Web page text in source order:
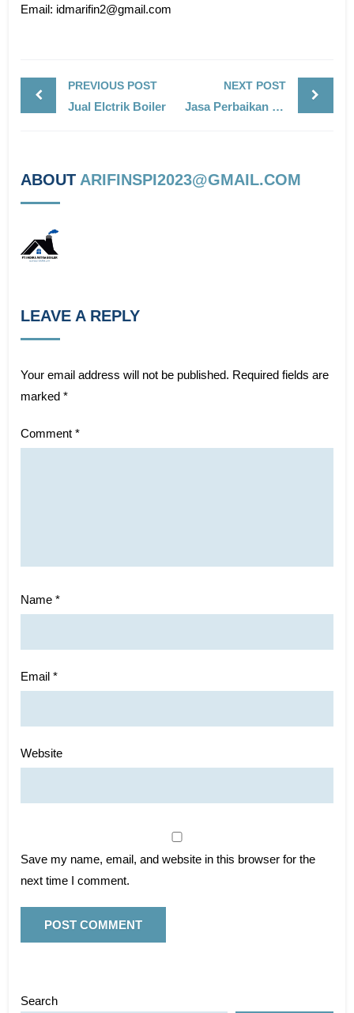
Email: idmarifin2@gmail.com
PREVIOUS POST
Jual Elctrik Boiler
NEXT POST
Jasa Perbaikan Burner
ABOUT ARIFINSPI2023@GMAIL.COM
LEAVE A REPLY
Your email address will not be published. Required fields are
marked*
Comment*
Name*
Email*
Website
Save my name, email, and website in this browser for the
next time I comment.
Search